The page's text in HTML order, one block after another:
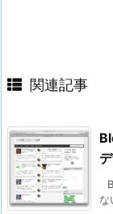
関連記事
な